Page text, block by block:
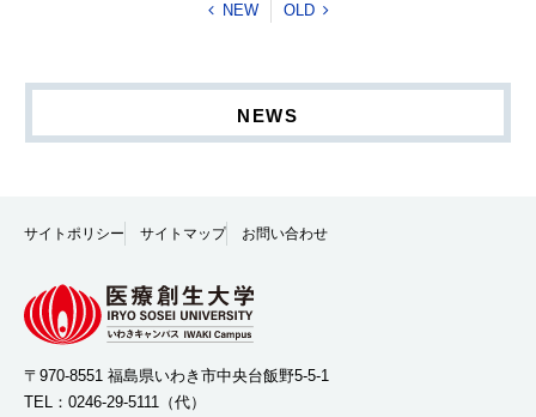
NEW OLD
NEWS
サイトポリシー サイトマップ お問い合わせ
〒970-8551 福島県いわき市中央台飯野5-5-1
TEL： 0246-29-5111 （代）